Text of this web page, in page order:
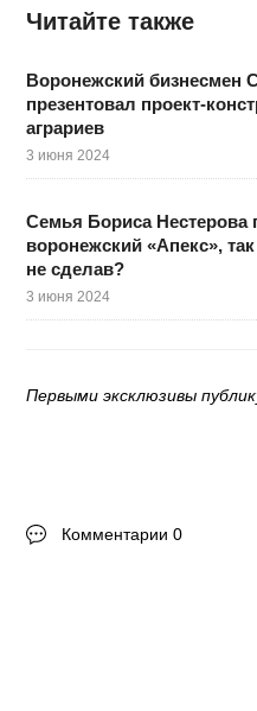
Читайте также
Воронежский бизнесмен
презентовал проект-
аграриев
3 июня 2024
Семья Бориса Нестерова
воронежский «Апекс»,
не сделав?
3 июня 2024
Первыми эксклюзивы
Комментарии 0